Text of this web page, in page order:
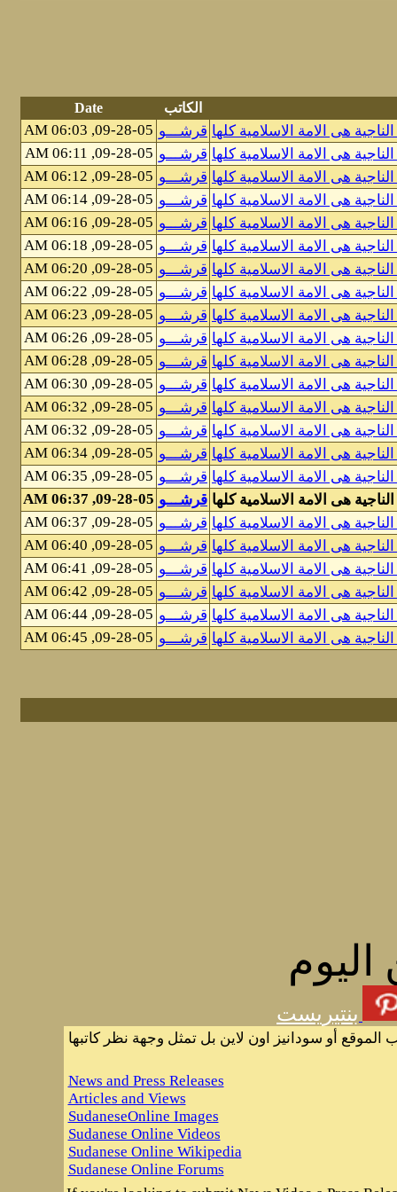
الكاتب Date
الناجية هى الامة الاسلامية كلها قرشـــو 09-28-05, 06:03 AM
قرشـــو 09-28-05, 06:11 AM
قرشـــو 09-28-05, 06:12 AM
قرشـــو 09-28-05, 06:14 AM
قرشـــو 09-28-05, 06:16 AM
قرشـــو 09-28-05, 06:18 AM
قرشـــو 09-28-05, 06:20 AM
قرشـــو 09-28-05, 06:22 AM
قرشـــو 09-28-05, 06:23 AM
قرشـــو 09-28-05, 06:26 AM
قرشـــو 09-28-05, 06:28 AM
قرشـــو 09-28-05, 06:30 AM
قرشـــو 09-28-05, 06:32 AM
قرشـــو 09-28-05, 06:32 AM
قرشـــو 09-28-05, 06:34 AM
قرشـــو 09-28-05, 06:35 AM
قرشـــو 09-28-05, 06:37 AM
قرشـــو 09-28-05, 06:37 AM
قرشـــو 09-28-05, 06:40 AM
قرشـــو 09-28-05, 06:41 AM
قرشـــو 09-28-05, 06:42 AM
قرشـــو 09-28-05, 06:44 AM
قرشـــو 09-28-05, 06:45 AM
اليوم
بنتيريست
الموقع أو سودانيز اون لاين بل تمثل وجهة نظر كاتبها
News and Press Releases
Articles and Views
SudaneseOnline Images
Sudanese Online Videos
Sudanese Online Wikipedia
Sudanese Online Forums